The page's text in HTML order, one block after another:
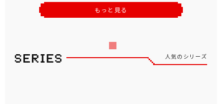
もっと見る
人気のシリーズ